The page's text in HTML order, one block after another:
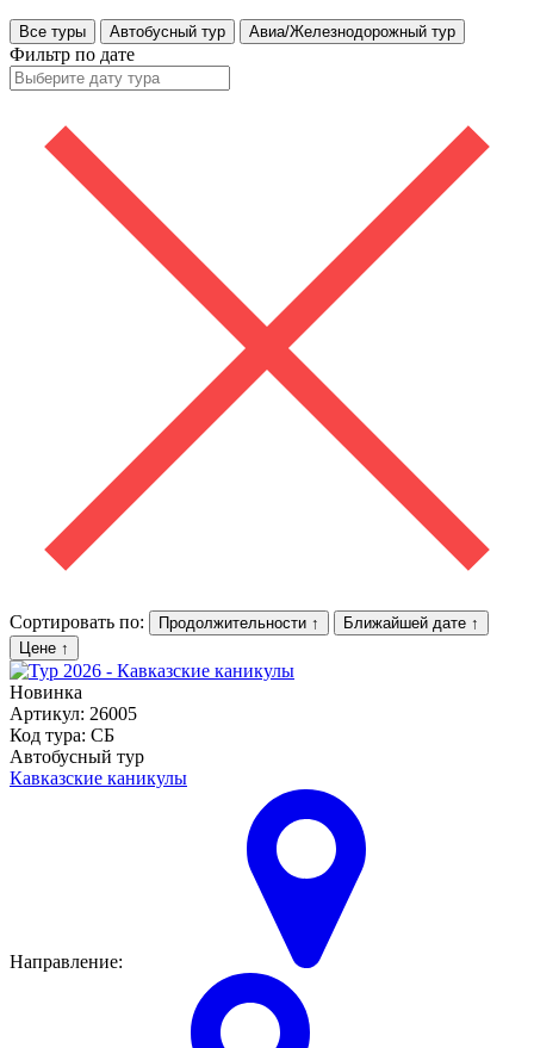
Все туры Автобусный тур Авиа/Железнодорожный тур
Фильтр по дате
Сортировать по: Продолжительности ↑ Ближайшей дате ↑
Цене ↑
Новинка
Артикул: 26005
Код тура: СБ
Автобусный тур
Кавказские каникулы
Направление: